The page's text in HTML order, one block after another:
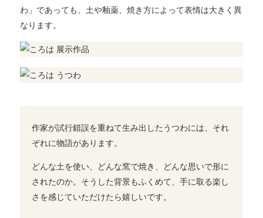
わ」であっても、土や釉薬、焼き方によって表情は大きく異
なります。
作家が試行錯誤を重ねて生み出したうつわには、それ
ぞれに物語があります。
どんな土を使い、どんな窯で焼き、どんな思いで形に
されたのか。そうした背景もふくめて、手に取る楽し
さを感じていただけたら嬉しいです。